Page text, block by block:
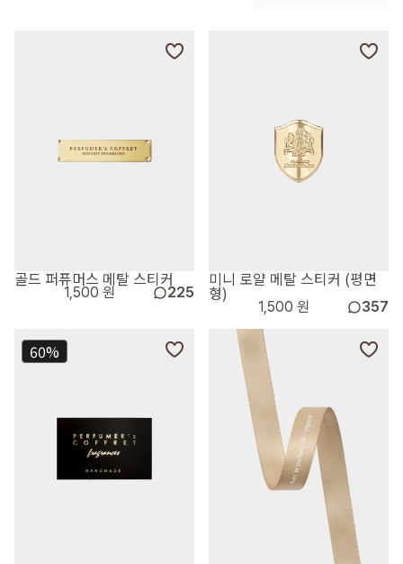
골드 퍼퓨머스 메탈 스티커
1,500 원 225
미니 로얄 메탈 스티커 (평면
형)
1,500 원 357
60%